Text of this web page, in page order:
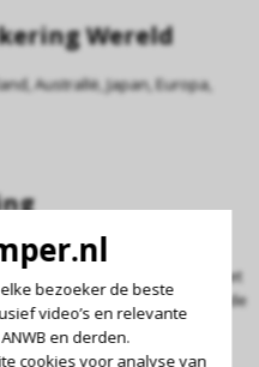
Wereld
AustralIë, Japan, Europa,
bieden we natuurlijk ook de
af te sluiten. Met
je het hele jaar door een goede
of een extra weekje weg in
bezoeker de beste
video’s en relevante
en derden.
cookies voor analyse van